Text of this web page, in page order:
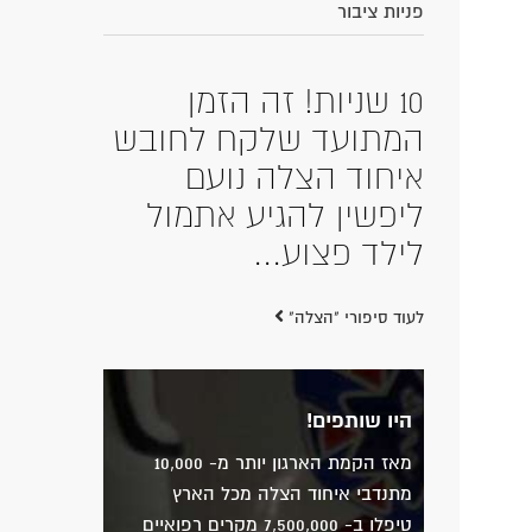
פניות ציבור
10 שניות! זה הזמן
המתועד שלקח לחובש
איחוד הצלה נועם
ליפשין להגיע אתמול
לילד פצוע...
לעוד סיפורי "הצלה"
היו שותפים!
מאז הקמת הארגון יותר מ- 10,000
מתנדבי איחוד הצלה מכל הארץ
טיפלו ב- 7,500,000 מקרים רפואיים